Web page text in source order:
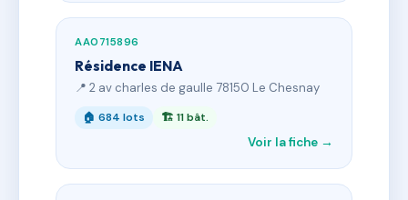
AA0715896
Résidence IENA
📍 2 av charles de gaulle 78150 Le Chesnay
🏠 684 lots 🏗 11 bât.
Voir la fiche →